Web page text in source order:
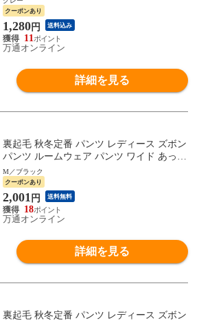
洗える
クーポンあり
1,280円 送料込み
11
万通オンライン
詳細を見る
裏起毛 秋冬定番 パンツ レディース ズボン
パンツ ルームウェア パンツ ワイド あった
か ズボン 美脚 ゆったり スウェット 通勤
部屋着 きれいめ 防寒 厚手 体型カバー 選
べる丈 イージーパンツ 高身長 低身長 暖パ
ン 黒 TOKAIZ Lite
M／ブラック
クーポンあり
2,001 円 送料無料
18
万通オンライン
詳細を見る
裏起毛 秋冬定番 パンツ レディース ズボン